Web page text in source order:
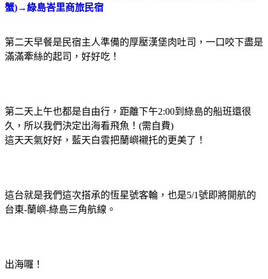
蟹)→綠島峇里商旅民宿
第二天早餐是民宿主人準備的厚壓漢堡肉吐司，一口咬下盡是
滿滿牽絲的起司，好好吃！
第二天上午也都是自由行，距離下午2:00到綠島的船班還很
久，所以我們決定出海看飛魚！(需自費)
這天天氣好好，藍天白雲把蘭嶼襯托的更美了！
這台就是我們這次搭承的恆星號客輪，也是5/1號即將開航的
台東-蘭嶼-綠島三角航線。
出海囉！